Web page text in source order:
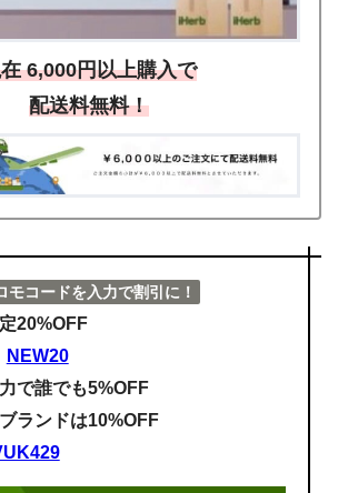
6,000円以上購入で
配送料無料！
モコードを入力で割引に！
20%OFF
NEW20
で誰でも5%OFF
ランドは10%OFF